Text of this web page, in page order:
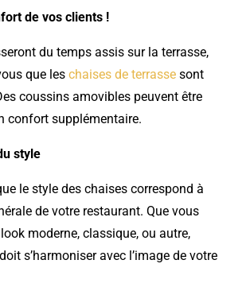
de vos clients !
du temps assis sur la terrasse,
que les chaises de terrasse sont
coussins amovibles peuvent être
confort supplémentaire.
style
le style des chaises correspond à
de votre restaurant. Que vous
moderne, classique, ou autre,
s’harmoniser avec l’image de votre